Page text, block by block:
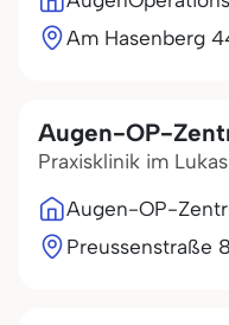
Am Hasenberg
Augen-OP-
Praxisklinik im
Augen-OP-
Preussenstraße